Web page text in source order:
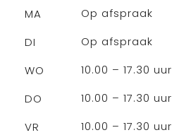
MA
Op afspraak
DI
Op afspraak
WO
10.00 – 17.30 uur
DO
10.00 – 17.30 uur
VR
10.00 – 17.30 uur